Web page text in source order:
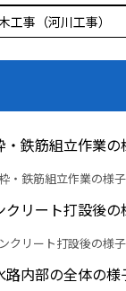
工事（河川工事）
・鉄筋組立作業の様子
クリート打設後の様子